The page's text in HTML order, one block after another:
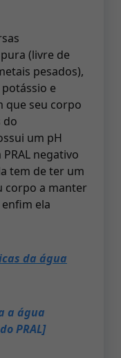
(livre de
pesados),
e
que seu corpo
do
um pH
negativo
tem de ter um
corpo a manter
ela
da água
a água
PRAL]